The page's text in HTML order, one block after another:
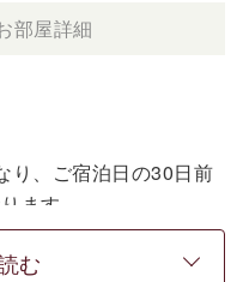
部屋詳細
り、ご宿泊日の30日前
ます。
ンです。
む